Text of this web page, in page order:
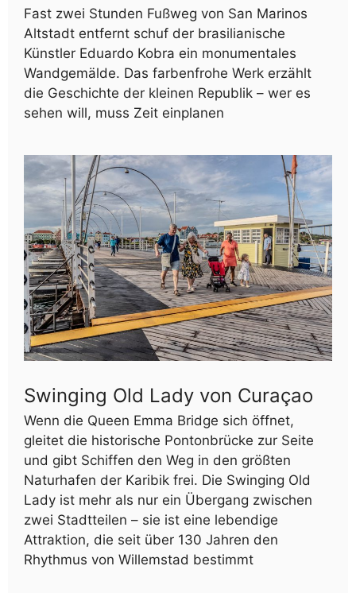
Fast zwei Stunden Fußweg von San Marinos
Altstadt entfernt schuf der brasilianische
Künstler Eduardo Kobra ein monumentales
Wandgemälde. Das farbenfrohe Werk erzählt
die Geschichte der kleinen Republik – wer es
sehen will, muss Zeit einplanen
Swinging Old Lady von Curaçao
Wenn die Queen Emma Bridge sich öffnet,
gleitet die historische Pontonbrücke zur Seite
und gibt Schiffen den Weg in den größten
Naturhafen der Karibik frei. Die Swinging Old
Lady ist mehr als nur ein Übergang zwischen
zwei Stadtteilen – sie ist eine lebendige
Attraktion, die seit über 130 Jahren den
Rhythmus von Willemstad bestimmt